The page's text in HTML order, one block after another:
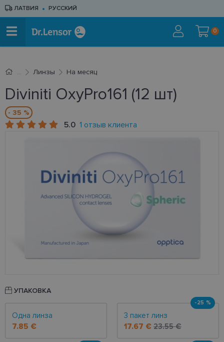
ЛАТВИЯ РУССКИЙ
0
Линзы На месяц
Diviniti OxyPro161 (12 шт)
- 35 %
5.0 1 отзыв клиента
УПАКОВКА
Одна линза
7.85 €
3 пакет линз
17.67 € 23.55 €
-25 %